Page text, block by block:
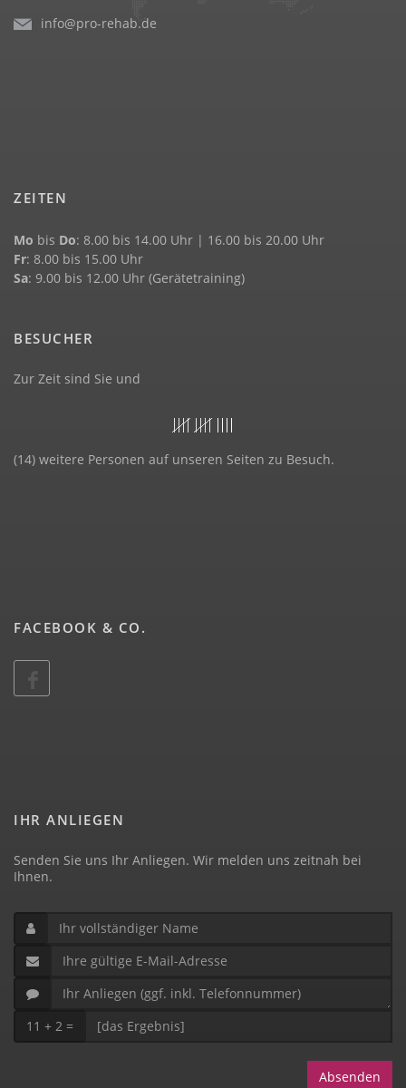
info@pro-rehab.de
ZEITEN
Mo bis Do: 8.00 bis 14.00 Uhr | 16.00 bis 20.00 Uhr
Fr: 8.00 bis 15.00 Uhr
Sa: 9.00 bis 12.00 Uhr (Gerätetraining)
BESUCHER
Zur Zeit sind Sie und
(14) weitere Personen auf unseren Seiten zu Besuch.
FACEBOOK & CO.
IHR ANLIEGEN
Senden Sie uns Ihr Anliegen. Wir melden uns zeitnah bei
Ihnen.
11 + 2 =
Absenden